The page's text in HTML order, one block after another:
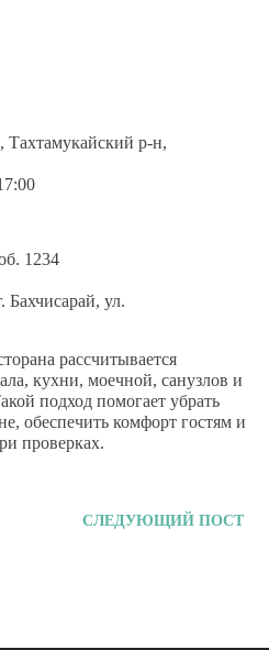
Тахтамукайский р-н,
1234
ул.
рассчитывается
кухни, моечной, санузлов и
подход помогает убрать
обеспечить комфорт гостям и
проверках.
СЛЕДУЮЩИЙ ПОСТ